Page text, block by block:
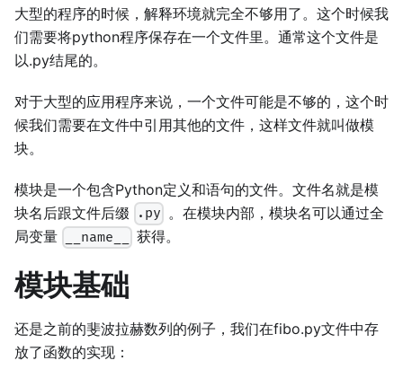
大型的程序的时候，解释环境就完全不够用了。这个时候我
们需要将python程序保存在一个文件里。通常这个文件是
以.py结尾的。
对于大型的应用程序来说，一个文件可能是不够的，这个时
候我们需要在文件中引用其他的文件，这样文件就叫做模
块。
模块是一个包含Python定义和语句的文件。文件名就是模
块名后跟文件后缀
.py 。在模块内部，模块名可以通过全
局变量
__name__ 获得。
模块基础
还是之前的斐波拉赫数列的例子，我们在fibo.py文件中存
放了函数的实现：